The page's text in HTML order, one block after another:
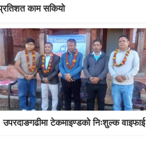
काम सकियो
उपरदाङगढीमा टेकमाइण्डको निःशुल्क वाइफाई